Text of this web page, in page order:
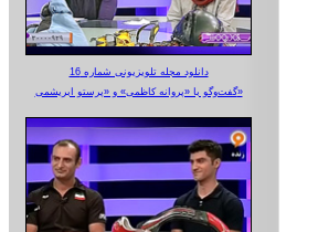
دانلود مجله تلویزیونی شماره 16
گفت‌وگو با «پروانه کاظمی» و «پرستو‌ ابریشمی»